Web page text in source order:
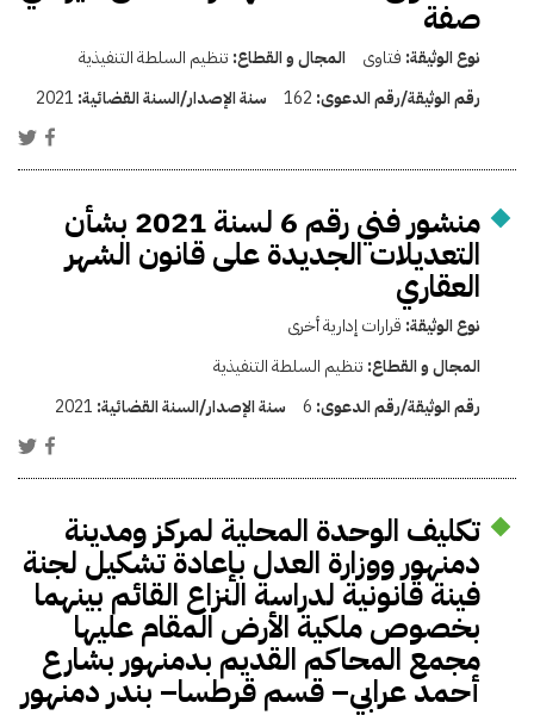
صفة
نوع الوثيقة: فتاوى المجال و القطاع: تنظيم السلطة التنفيذية
رقم الوثيقة/رقم الدعوى: 162 سنة الإصدار/السنة القضائية: 2021
منشور فني رقم 6 لسنة 2021 بشأن
التعديلات الجديدة على قانون الشهر
العقاري
نوع الوثيقة: قرارات إدارية أخرى
المجال و القطاع: تنظيم السلطة التنفيذية
رقم الوثيقة/رقم الدعوى: 6 سنة الإصدار/السنة القضائية: 2021
تكليف الوحدة المحلية لمركز ومدينة
دمنهور ووزارة العدل بإعادة تشكيل لجنة
فينة قانونية لدراسة النزاع القائم بينهما
بخصوص ملكية الأرض المقام عليها
مجمع المحاكم القديم بدمنهور بشارع
أحمد عرابي– قسم قرطسا– بندر دمنهور